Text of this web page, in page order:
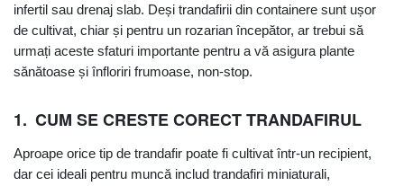
infertil sau drenaj slab. Deși trandafirii din containere sunt ușor
de cultivat, chiar și pentru un rozarian începător, ar trebui să
urmați aceste sfaturi importante pentru a vă asigura plante
sănătoase și înfloriri frumoase, non-stop.
1. CUM SE CRESTE CORECT TRANDAFIRUL
Aproape orice tip de trandafir poate fi cultivat într-un recipient,
dar cei ideali pentru muncă includ trandafiri miniaturali,